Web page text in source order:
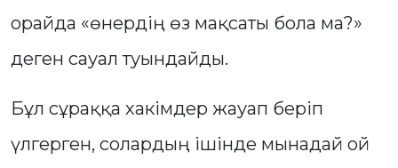
орайда «өнердің өз мақсаты бола ма?»
деген сауал туындайды.
Бұл сұраққа хакімдер жауап беріп
үлгерген, солардың ішінде мынадай ой